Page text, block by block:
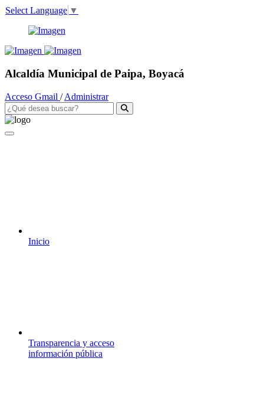
Select Language ▼
Alcaldía Municipal de Paipa, Boyacá
Acceso Gmail /Administrar
Inicio
Transparencia y acceso
información pública